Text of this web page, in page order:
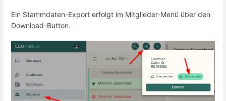
Ein Stammdaten-Export erfolgt im Mitglieder-Menü über den
Download-Button.